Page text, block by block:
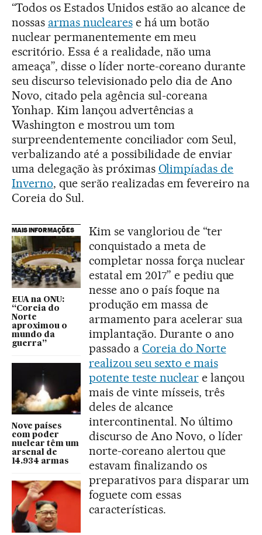
“Todos os Estados Unidos estão ao alcance de
nossas armas nuclearese há um botão
nuclear permanentemente em meu
escritório. Essa é a realidade, não uma
ameaça”, disse o líder norte-coreano durante
seu discurso televisionado pelo dia de Ano
Novo, citado pela agência sul-coreana
Yonhap. Kim lançou advertências a
Washington e mostrou um tom
surpreendentemente conciliador com Seul,
verbalizando até a possibilidade de enviar
uma delegação às próximas Olimpíadas de
Inverno, que serão realizadas em fevereiro na
Coreia do Sul.
MAIS INFORMAÇÕES
EUA na ONU:
“Coreia do
Norte
aproximou o
mundo da
guerra”
Nove países
com poder
nuclear têm um
arsenal de
14.934 armas
Kim se vangloriou de “ter
conquistado a meta de
completar nossa força nuclear
estatal em 2017” e pediu que
nesse ano o país foque na
produção em massa de
armamento para acelerar sua
implantação. Durante o ano
passado a Coreia do Norte
realizou seu sexto e mais
potente teste nucleare lançou
mais de vinte mísseis, três
deles de alcance
intercontinental. No último
discurso de Ano Novo, o líder
norte-coreano alertou que
estavam finalizando os
preparativos para disparar um
foguete com essas
características.